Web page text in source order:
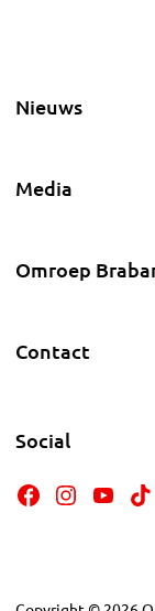
Nieuws
Media
Omroep
Contact
Social